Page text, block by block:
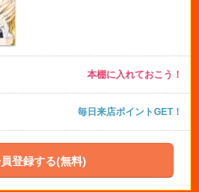
本棚に入れておこう！
毎日来店ポイントGET！
登録する(無料)